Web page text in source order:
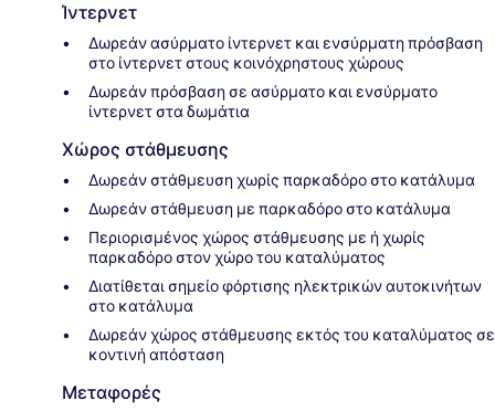
Ίντερνετ
Δωρεάν ασύρματο ίντερνετ και ενσύρματη πρόσβαση
στο ίντερνετ στους κοινόχρηστους χώρους
Δωρεάν πρόσβαση σε ασύρματο και ενσύρματο
ίντερνετ στα δωμάτια
Χώρος στάθμευσης
Δωρεάν στάθμευση χωρίς παρκαδόρο στο κατάλυμα
Δωρεάν στάθμευση με παρκαδόρο στο κατάλυμα
Περιορισμένος χώρος στάθμευσης με ή χωρίς
παρκαδόρο στον χώρο του καταλύματος
Διατίθεται σημείο φόρτισης ηλεκτρικών αυτοκινήτων
στο κατάλυμα
Δωρεάν χώρος στάθμευσης εκτός του καταλύματος σε
κοντινή απόσταση
Μεταφορές